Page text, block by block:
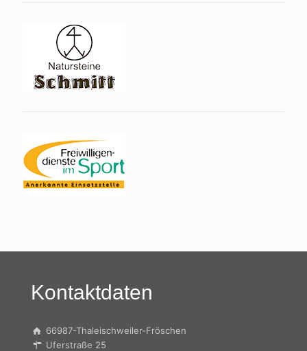
Kontaktdaten
66987-Thaleischweiler-Fröschen
Uferstraße 25